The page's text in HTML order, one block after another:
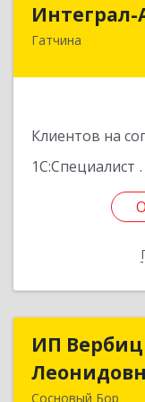
Интеграл-
Гатчина
Клиентов на
1С:Специалист
188300,
ИП
Сосновый Бор